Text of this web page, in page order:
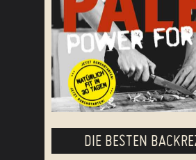
DIE BESTEN